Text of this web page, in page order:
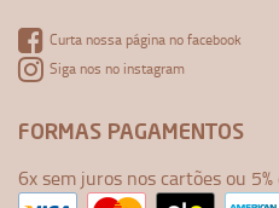
Curta nossa página no facebook
Siga nos no instagram
FORMAS PAGAMENTOS
6x sem juros nos cartões ou